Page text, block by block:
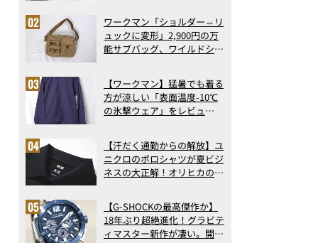
ト3】（2026年6月版）
ワークマン「ショルダー⇔リ
ュックに変形」2,900円の万
能サブバッグ、ワイルドシン
記事ランキングベスト3】
（2026年6月版）
【ワークマン】猛暑でも着る
方が涼しい「表面温度-10℃
の氷撃ウェア」をレビュ
【汗だく通勤からの解放】ユ
ニクロのポロシャツが夏ビジ
ネスの大正解！オリヒカの透
アの実力
【G-SHOCKの最高傑作か】
18年ぶり超絶進化！グラビテ
ィマスター新作が凄い。開発